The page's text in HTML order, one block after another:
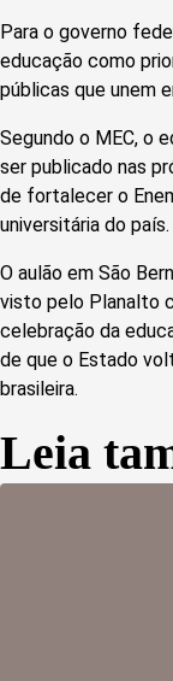
Para o governo
educação como
públicas que unem
Segundo o MEC, o
ser publicado nas
de fortalecer o
universitária do país.
O aulão em São
visto pelo Planalto
celebração da
de que o Estado
brasileira.
Leia